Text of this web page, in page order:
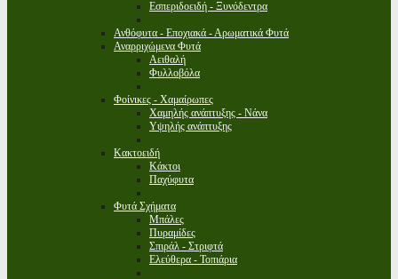
Εσπεριδοειδή - Ξυνόδεντρα
Ανθόφυτα - Εποχιακά - Αρωματικά Φυτά
Αναρριχώμενα Φυτά
Αειθαλή
Φυλλοβόλα
Φοίνικες - Χαμαίρωπες
Χαμηλής ανάπτυξης - Νάνα
Υψηλής ανάπτυξης
Κακτοειδή
Κάκτοι
Παχύφυτα
Φυτά Σχήματα
Μπάλες
Πυραμίδες
Σπιράλ - Στριφτά
Ελεύθερα - Τοπιάρια